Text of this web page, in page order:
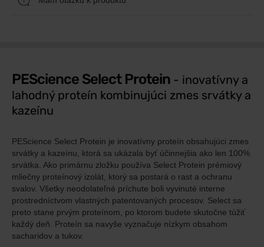
PEScience Select Protein - inovatívny a
lahodný proteín kombinujúci zmes srvátky a
kazeínu
PEScience Select Protein je inovatívny proteín obsahujúci zmes
srvátky a kazeínu, ktorá sa ukázala byť účinnejšia ako len 100%
srvátka. Ako primárnu zložku používa Select Protein prémiový
mliečny proteínový izolát, ktorý sa postará o rast a ochranu
svalov. Všetky neodolateľné príchute boli vyvinuté interne
prostredníctvom vlastných patentovaných procesov. Select sa
preto stane prvým proteínom, po ktorom budete skutočne túžiť
každý deň. Proteín sa navyše vyznačuje nízkym obsahom
sacharidov a tukov.